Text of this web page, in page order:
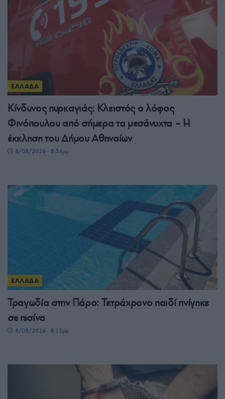
ΕΛΛΑΔΑ
Κίνδυνος πυρκαγιάς: Κλειστός ο λόφος
Φινόπουλου από σήμερα τα μεσάνυχτα – Η
έκκληση του Δήμου Αθηναίων
8/08/2026 - 8:54μμ
ΕΛΛΑΔΑ
Τραγωδία στην Πάρο: Τετράχρονο παιδί πνίγηκε
σε πισίνα
8/08/2026 - 8:12μμ